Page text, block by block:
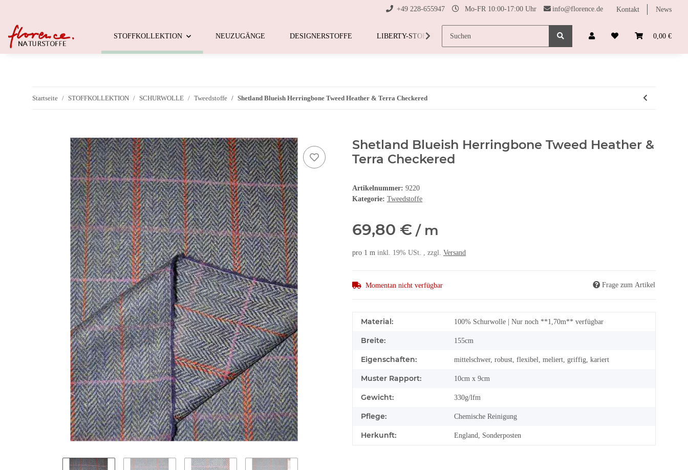
+49 228-655947 Mo-FR 10:00-17:00 Uhr info@florence.de Kontakt News
0,00 €
STOFFKOLLEKTION NEUZUGÄNGE DESIGNERSTOFFE LIBERTY-STOFFE SONDERPREISE FARBHARMONIE FUNDGRUBE
Startseite STOFFKOLLEKTION SCHURWOLLE Tweedstoffe Shetland Blueish Herringbone Tweed Heather & Terra Checkered
Shetland Blueish Herringbone Tweed Heather &
Terra Checkered
Artikelnummer: 9220
Kategorie: Tweedstoffe
69,80 € / m
pro 1 m inkl. 19% USt. , zzgl. Versand
Momentan nicht verfügbar Frage zum Artikel
Material: 100% Schurwolle | Nur noch **1,70m** verfügbar
Breite: 155cm
Eigenschaften: mittelschwer, robust, flexibel, meliert, griffig, kariert
Muster Rapport: 10cm x 9cm
Gewicht: 330g/lfm
Pflege: Chemische Reinigung
Herkunft: England, Sonderposten